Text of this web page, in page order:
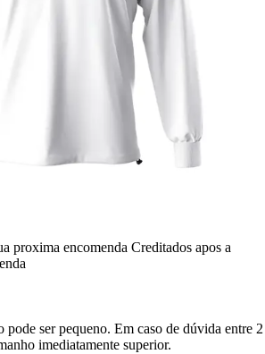
proxima encomenda Creditados apos a
pode ser pequeno. Em caso de dúvida entre 2
imediatamente superior.